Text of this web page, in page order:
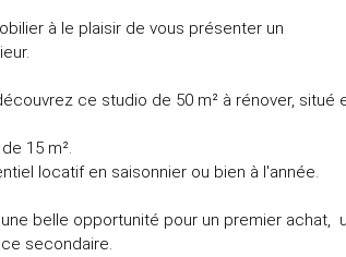
à le plaisir de vous présenter un
ce studio de 50 m² à rénover, situé
15 m².
locatif en saisonnier ou bien à l'année.
belle opportunité pour un premier achat,
secondaire.